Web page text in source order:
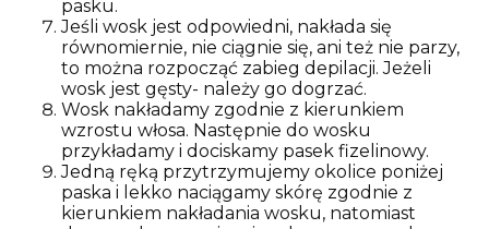
pasku.
Jeśli wosk jest odpowiedni, nakłada się
równomiernie, nie ciągnie się, ani też nie parzy,
to można rozpocząć zabieg depilacji. Jeżeli
wosk jest gęsty- należy go dogrzać.
Wosk nakładamy zgodnie z kierunkiem
wzrostu włosa. Następnie do wosku
przykładamy i dociskamy pasek fizelinowy.
Jedną ręką przytrzymujemy okolice poniżej
paska i lekko naciągamy skórę zgodnie z
kierunkiem nakładania wosku, natomiast